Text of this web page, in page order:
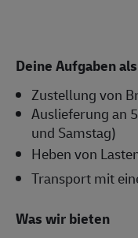
Deine Aufgaben
Zustellung von
Auslieferung an
und Samstag)
Heben von
Transport mit
Was wir bieten